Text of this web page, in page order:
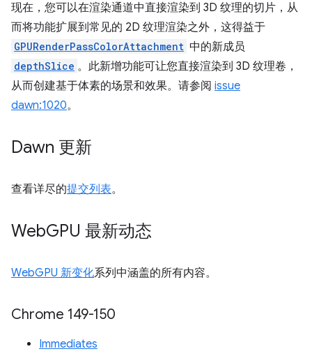
现在，您可以在渲染通道中直接渲染到 3D 纹理的切片，从
而将功能扩展到常见的 2D 纹理渲染之外，这得益于
GPURenderPassColorAttachment 中的新成员
depthSlice 。此新增功能可让您直接渲染到 3D 纹理卷，
从而创建基于体素的场景和效果。请参阅 issue
dawn:1020。
Dawn 更新
查看详尽的提交列表。
WebGPU 最新动态
WebGPU 新变化系列中涵盖的所有内容。
Chrome 149-150
Immediates